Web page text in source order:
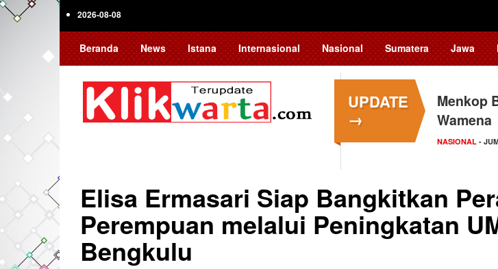
Skip
2026-08-08
Beranda News Istana Internasional Nasional Sumatera Jawa
UPDATE
→
Menkop
Wamena
NASIONAL -
NASIONAL -
Elisa Ermasari Siap Bangkitkan
Perempuan melalui Peningkatan
Bengkulu